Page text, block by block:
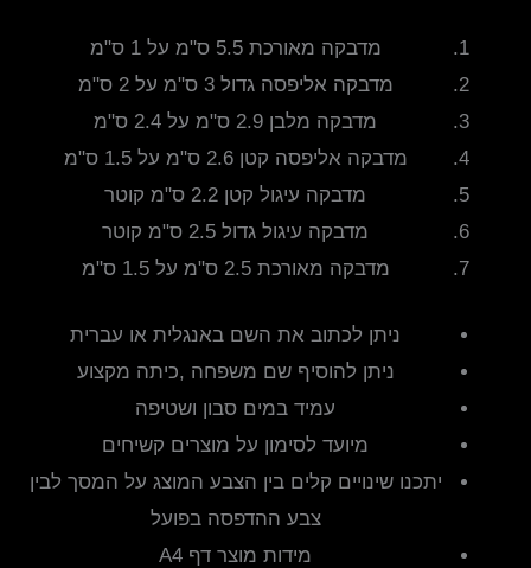
מדבקה מאורכת 5.5 ס"מ על 1 ס"מ
מדבקה אליפסה גדול 3 ס"מ על 2 ס"מ
מדבקה מלבן 2.9 ס"מ על 2.4 ס"מ
מדבקה אליפסה קטן 2.6 ס"מ על 1.5 ס"מ
מדבקה עיגול קטן 2.2 ס"מ קוטר
מדבקה עיגול גדול 2.5 ס"מ קוטר
מדבקה מאורכת 2.5 ס"מ על 1.5 ס"מ
ניתן לכתוב את השם באנגלית או עברית
ניתן להוסיף שם משפחה ,כיתה מקצוע
עמיד במים סבון ושטיפה
מיועד לסימון על מוצרים קשיחים
יתכנו שינויים קלים בין הצבע המוצג על המסך לבין
צבע ההדפסה בפועל
מידות מוצר דף A4